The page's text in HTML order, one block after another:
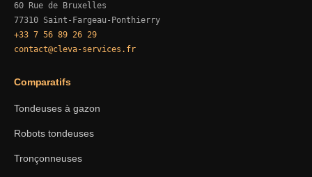
60 Rue de Bruxelles
77310 Saint-Fargeau-Ponthierry
+33 7 56 89 26 29
contact@cleva-services.fr
Comparatifs
Tondeuses à gazon
Robots tondeuses
Tronçonneuses